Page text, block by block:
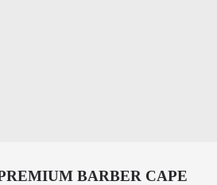
BARBER CAPE